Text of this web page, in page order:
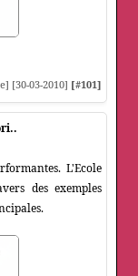
[30-03-2010] [#101]
L'Ecole
des exemples